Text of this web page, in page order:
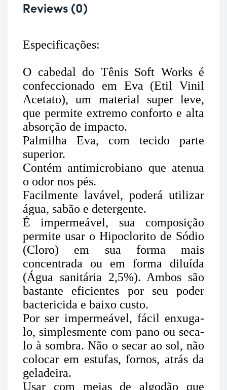
Reviews (0)
Especificações:
O cabedal do Tênis Soft Works é
confeccionado em Eva (Etil Vinil
Acetato), um material super leve,
que permite extremo conforto e alta
absorção de impacto.
Palmilha Eva, com tecido parte
superior.
Contém antimicrobiano que atenua
o odor nos pés.
Facilmente lavável, poderá utilizar
água, sabão e detergente.
É impermeável, sua composição
permite usar o Hipoclorito de Sódio
(Cloro) em sua forma mais
concentrada ou em forma diluída
(Água sanitária 2,5%). Ambos são
bastante eficientes por seu poder
bactericida e baixo custo.
Por ser impermeável, fácil enxuga-
lo, simplesmente com pano ou seca-
lo à sombra. Não o secar ao sol, não
colocar em estufas, fornos, atrás da
geladeira.
Usar com meias de algodão que